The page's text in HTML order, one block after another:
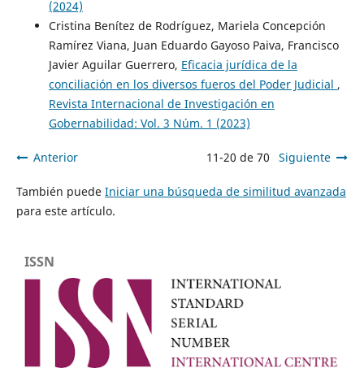
(2024)
Cristina Benítez de Rodríguez, Mariela Concepción
Ramírez Viana, Juan Eduardo Gayoso Paiva, Francisco
Javier Aguilar Guerrero, Eficacia jurídica de la
conciliación en los diversos fueros del Poder Judicial ,
Revista Internacional de Investigación en
Gobernabilidad: Vol. 3 Núm. 1 (2023)
Anterior 11-20 de 70 Siguiente
También puede Iniciar una búsqueda de similitud avanzada
para este artículo.
ISSN